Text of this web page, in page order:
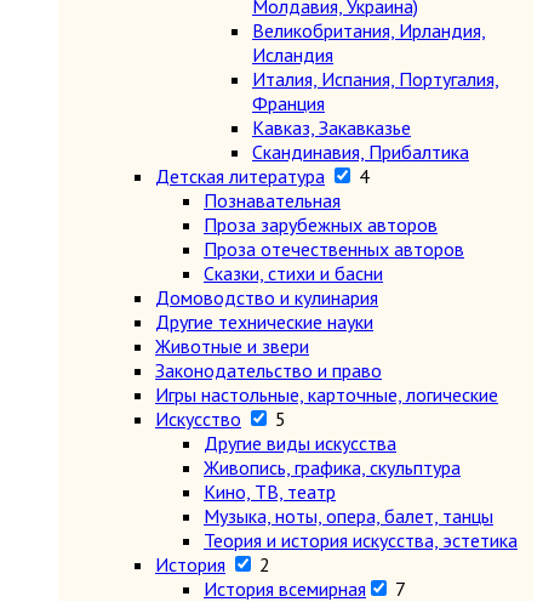
Молдавия, Украина)
Великобритания, Ирландия,
Исландия
Италия, Испания, Португалия,
Франция
Кавказ, Закавказье
Скандинавия, Прибалтика
Детская литература
4
Познавательная
Проза зарубежных авторов
Проза отечественных авторов
Сказки, стихи и басни
Домоводство и кулинария
Другие технические науки
Животные и звери
Законодательство и право
Игры настольные, карточные, логические
Искусство
5
Другие виды искусства
Живопись, графика, скульптура
Кино, ТВ, театр
Музыка, ноты, опера, балет, танцы
Теория и история искусства, эстетика
История
2
История всемирная
7